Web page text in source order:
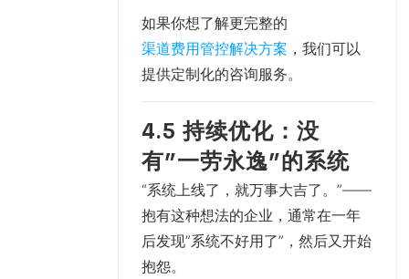
如果你想了解更完整的
渠道费用管控解决方案 ，我们可以
提供定制化的咨询服务。
4.5 持续优化：没
有”一劳永逸”的系统
“系统上线了，就万事大吉了。”——
抱有这种想法的企业，通常在一年
后发现”系统不好用了”，然后又开始
抱怨。